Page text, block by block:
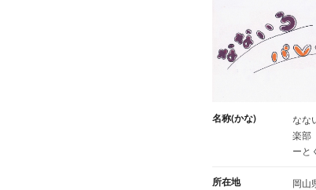
名称(かな)
なな
楽部
ーと
所在地 岡山